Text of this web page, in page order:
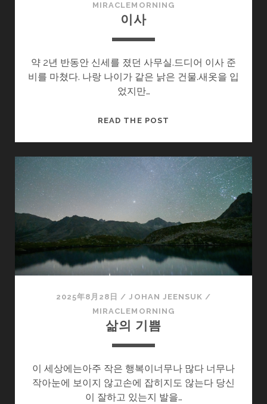
MIRACLEMORNING
이사
약 2년 반동안 신세를 졌던 사무실.드디어 이사 준
비를 마쳤다. 나랑 나이가 같은 낡은 건물.새옷을 입
었지만…
READ THE POST
2025年8月28日 /JOHAN JEENSUK /
MIRACLEMORNING
삶의 기쁨
이 세상에는아주 작은 행복이너무나 많다 너무나
작아눈에 보이지 않고손에 잡히지도 않는다 당신
이 잘하고 있는지 발을…